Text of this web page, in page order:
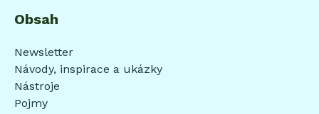
Obsah
Newsletter
Návody, inspirace a ukázky
Nástroje
Pojmy